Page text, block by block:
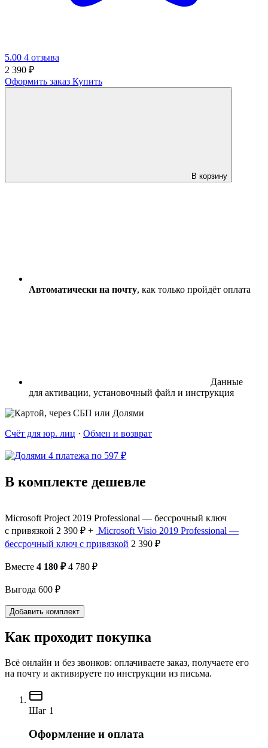
5.00 4 отзыва
2 390 ₽
Оформить заказ Купить
В корзину
Автоматически на почту, как только пройдёт оплата
Данные
для активации, установочный файл и инструкция
Счёт для юр. лиц · Обмен и возврат
4 платежа по 597 ₽
В комплекте дешевле
Microsoft Project 2019 Professional — бессрочный ключ
с привязкой 2 390 ₽ + Microsoft Visio 2019 Professional —
бессрочный ключ с привязкой 2 390 ₽
Вместе 4 180 ₽ 4 780 ₽
Выгода 600 ₽
Добавить комплект
Как проходит покупка
Всё онлайн и без звонков: оплачиваете заказ, получаете его
на почту и активируете по инструкции из письма.
Шаг 1
Оформление и оплата